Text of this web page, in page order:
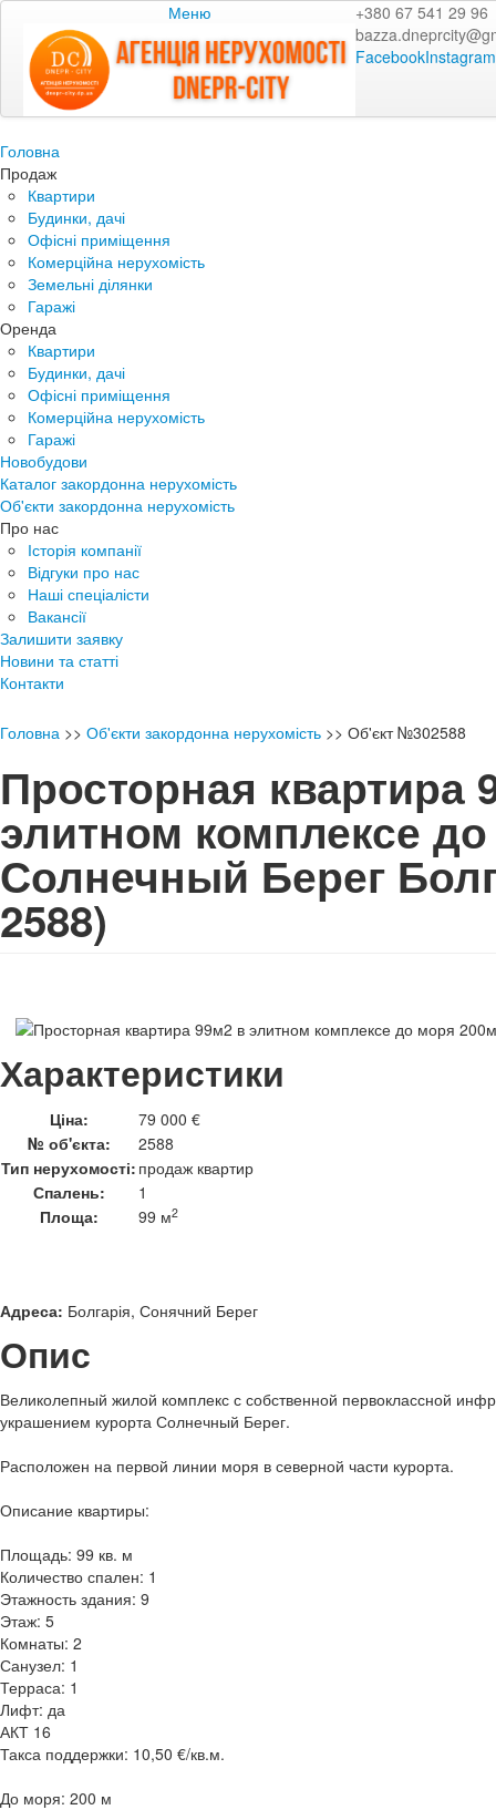
Меню
+380 67 541 29 96
FacebookInstagram
Головна
Продаж
Квартири
Будинки, дачі
Офісні приміщення
Комерційна нерухомість
Земельні ділянки
Гаражі
Оренда
Квартири
Будинки, дачі
Офісні приміщення
Комерційна нерухомість
Гаражі
Новобудови
Каталог закордонна нерухомість
Об'єкти закордонна нерухомість
Про нас
Історія компанії
Відгуки про нас
Наші спеціалісти
Вакансії
Залишити заявку
Новини та статті
Контакти
Головна >> Об'єкти закордонна нерухомість >> Об'єкт №302588
Просторная квартира
элитном комплексе
Солнечный Берег
2588)
Характеристики
Ціна:
79 000 €
№ об'єкта:
2588
Тип нерухомості: продаж квартир
Спалень:
1
Площа:
99 м2
Адреса: Болгарія, Сонячний Берег
Опис
Великолепный жилой комплекс с собственной первоклассной
украшением курорта Солнечный Берег.
Расположен на первой линии моря в северной части курорта.
Описание квартиры:
Площадь: 99 кв. м
Количество спален: 1
Этажность здания: 9
Этаж: 5
Комнаты: 2
Санузел: 1
Терраса: 1
Лифт: да
АКТ 16
Такса поддержки: 10,50 €/кв.м.
До моря: 200 м